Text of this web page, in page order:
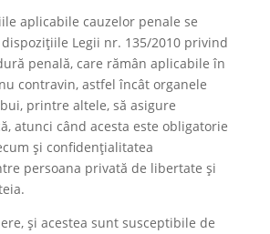
aplicabile cauzelor penale se
Legii nr. 135/2010 privind
penală, care rămân aplicabile în
contravin, astfel încât organele
printre altele, să asigure
atunci când acesta este obligatorie
și confidențialitatea
persoana privată de libertate și
și acestea sunt susceptibile de